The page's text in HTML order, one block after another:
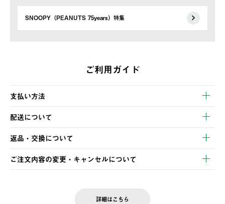
SNOOPY（PEANUTS 75years）特集
ご利用ガイド
支払い方法
以下のいずれかの方法でお支払いいただけます。
・クレジットカード決済
・コンビニ決済
・Pay-easy決済
配送について
【発送スケジュール】
ご注文・ご入金完了より2営業日以内に商品を発送いたします。
土日祝の発送はございませんので、木曜日以降のご注文は週明け
の発送となる場合がございます。
返品・交換について
※お客様都合の場合
お客様都合の返品にかかる送料は、お客様ご負担とさせていただ
ご注文内容の変更・キャンセルについて
LOGOS FAMILY会員の方は、会員マイページ内 購入履歴画面に
詳細はこちら